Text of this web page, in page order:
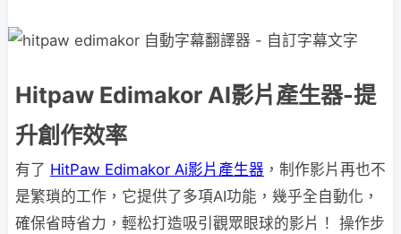
Hitpaw Edimakor AI影片產生器-提
升創作效率
有了 HitPaw Edimakor Ai影片產生器 ，制作影片再也不
是繁瑣的工作，它提供了多項AI功能，幾乎全自動化，
確保省時省力，輕松打造吸引觀眾眼球的影片！ 操作步